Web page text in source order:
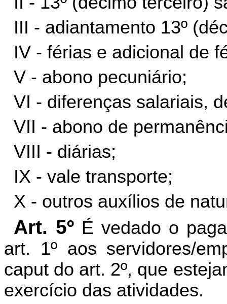
III - adiantamento 13º
IV - férias e adicional de
V - abono pecuniário;
VI - diferenças salariais,
VII - abono de
VIII - diárias;
IX - vale transporte;
X - outros auxílios de
Art. 5º É vedado o
art. 1º aos servidores/
caput do art. 2º, que
exercício das atividades.